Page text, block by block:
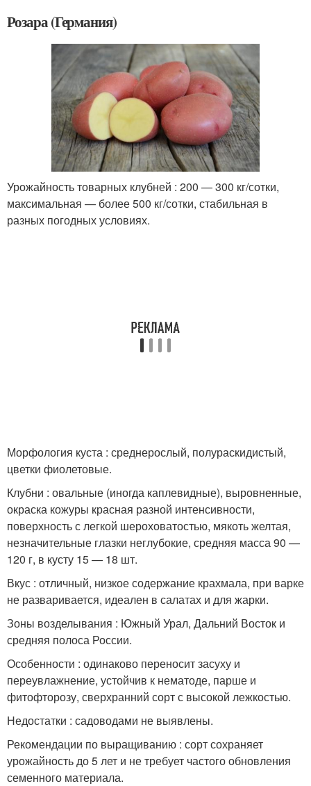
Розара (Германия)
Урожайность товарных клубней : 200 — 300 кг/сотки,
максимальная — более 500 кг/сотки, стабильная в
разных погодных условиях.
Морфология куста : среднерослый, полураскидистый,
цветки фиолетовые.
Клубни : овальные (иногда каплевидные), выровненные,
окраска кожуры красная разной интенсивности,
поверхность с легкой шероховатостью, мякоть желтая,
незначительные глазки неглубокие, средняя масса 90 —
120 г, в кусту 15 — 18 шт.
Вкус : отличный, низкое содержание крахмала, при варке
не разваривается, идеален в салатах и для жарки.
Зоны возделывания : Южный Урал, Дальний Восток и
средняя полоса России.
Особенности : одинаково переносит засуху и
переувлажнение, устойчив к нематоде, парше и
фитофторозу, сверхранний сорт с высокой лежкостью.
Недостатки : садоводами не выявлены.
Рекомендации по выращиванию : сорт сохраняет
урожайность до 5 лет и не требует частого обновления
семенного материала.